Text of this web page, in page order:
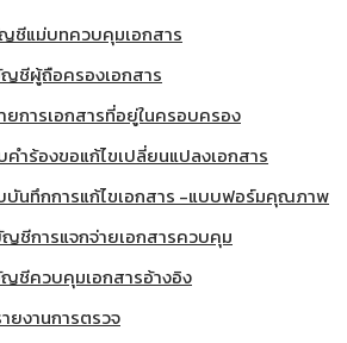
ชีแม่บทควบคุมเอกสาร
ชีผู้ถือครองเอกสาร
การเอกสารที่อยู่ในครอบครอง
ำร้องขอแก้ไขเปลี่ยนแปลงเอกสาร
บันทึกการแก้ไขเอกสาร -แบบฟอร์มคุณภาพ
ชีการแจกจ่ายเอกสารควบคุม
ชีควบคุมเอกสารอ้างอิง
ยงานการตรวจ